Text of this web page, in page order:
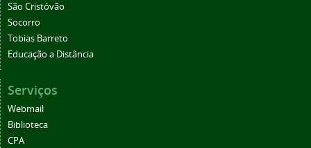
São Cristóvão
Socorro
Tobias Barreto
Educação a Distância
Serviços
Webmail
Biblioteca
CPA